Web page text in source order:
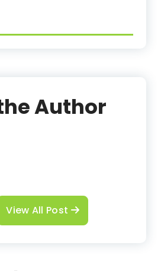
Author
View All Post